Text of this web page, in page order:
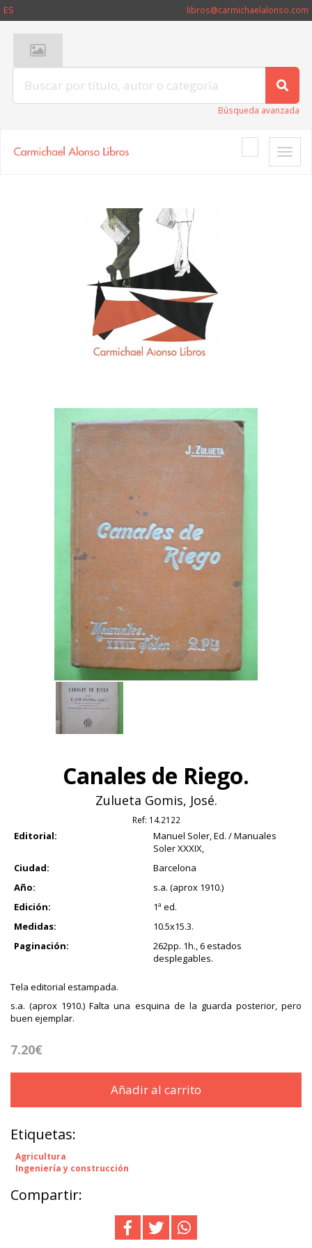
ES libros@carmichaelalonso.com
Búsqueda avanzada
Toggle
Canales de Riego.
Zulueta Gomis, José.
Ref: 14.2122
Editorial:
Manuel Soler, Ed. / Manuales
Soler XXXIX,
Ciudad:
Barcelona
Año:
s.a. (aprox 1910.)
Edición:
1ª ed.
Medidas:
10.5x15.3.
Paginación:
262pp. 1h., 6 estados
desplegables.
Tela editorial estampada.
s.a. (aprox 1910.) Falta una esquina de la guarda posterior, pero
buen ejemplar.
7.20€
Añadir al carrito
Etiquetas:
Agricultura
Ingeniería y construcción
Compartir: